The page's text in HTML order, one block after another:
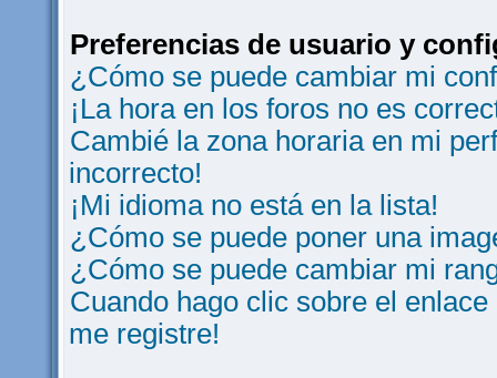
Preferencias de usuario y
¿Cómo se puede cambiar mi
¡La hora en los foros no es
Cambié la zona horaria en mi
incorrecto!
¡Mi idioma no está en la lista!
¿Cómo se puede poner una
¿Cómo se puede cambiar mi
Cuando hago clic sobre el
me registre!